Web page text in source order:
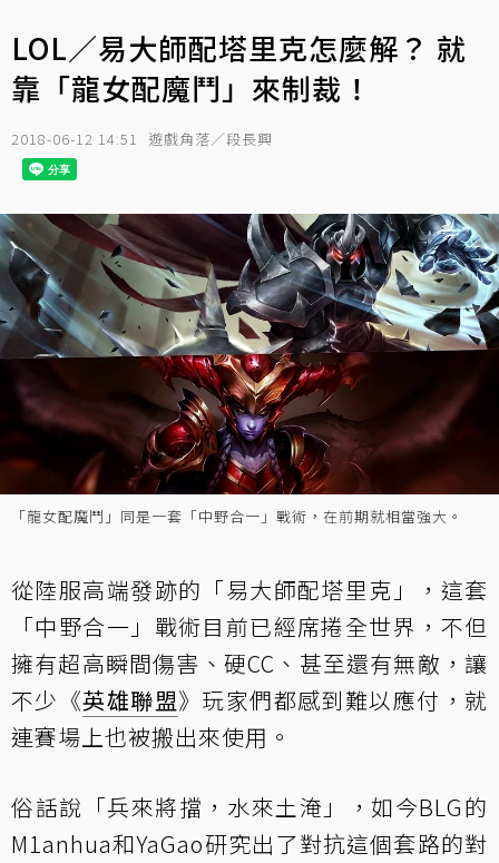
LOL／易大師配塔里克怎麼解？ 就
靠「龍女配魔鬥」來制裁！
2018-06-12 14:51 遊戲角落／段長興
「龍女配魔鬥」同是一套「中野合一」戰術，在前期就相當強大。
從陸服高端發跡的「易大師配塔里克」，這套
「中野合一」戰術目前已經席捲全世界，不但
擁有超高瞬間傷害、硬CC、甚至還有無敵，讓
不少《英雄聯盟》玩家們都感到難以應付，就
連賽場上也被搬出來使用。
俗話說「兵來將擋，水來土淹」，如今BLG的
M1anhua和YaGao研究出了對抗這個套路的對